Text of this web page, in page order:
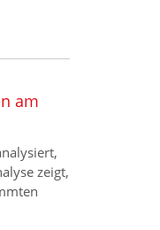
am
zeigt,